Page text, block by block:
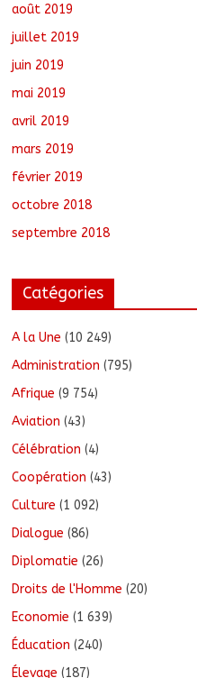
août 2019
juillet 2019
juin 2019
mai 2019
avril 2019
mars 2019
février 2019
octobre 2018
septembre 2018
Catégories
A la Une (10 249)
Administration (795)
Afrique (9 754)
Aviation (43)
Célébration (4)
Coopération (43)
Culture (1 092)
Dialogue (86)
Diplomatie (26)
Droits de l'Homme (20)
Economie (1 639)
Éducation (240)
Élevage (187)